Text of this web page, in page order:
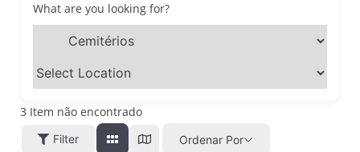
passeios imperdíveis nos
dias 8 e 9 de agosto de 2026
transforma o Bixiga em um
pedaço da Itália durante
em agosto de 2026: festas
What are you looking for?
3 Item não encontrado
Filter Ordenar Por